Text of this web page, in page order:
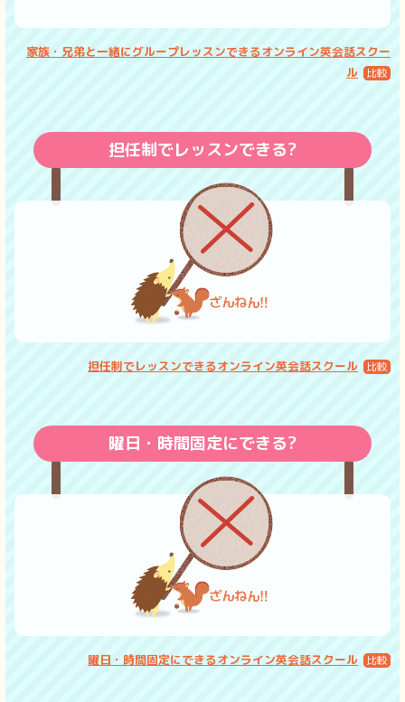
家族・兄弟と一緒にグループレッスンできるオンライン英会話スクー
ル
担任制でレッスンできる?
担任制でレッスンできるオンライン英会話スクール
曜日・時間固定にできる?
曜日・時間固定にできるオンライン英会話スクール